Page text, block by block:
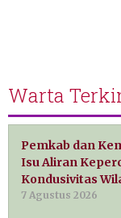
Warta
Pemkab dan
Isu Aliran
Kondusivitas
7 Agustus 2026